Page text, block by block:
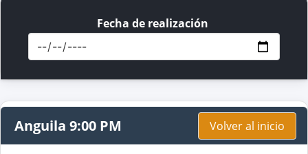
Fecha de realización
Anguila 9:00 PM Volver al inicio